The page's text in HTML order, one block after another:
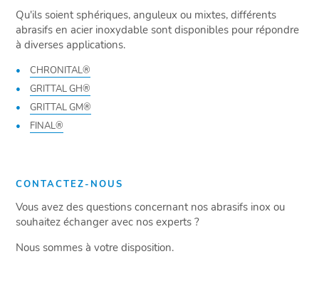
Qu'ils soient sphériques, anguleux ou mixtes, différents
abrasifs en acier inoxydable sont disponibles pour répondre
à diverses applications.
CHRONITAL®
GRITTAL GH®
GRITTAL GM®
FINAL®
CONTACTEZ-NOUS
Vous avez des questions concernant nos abrasifs inox ou
souhaitez échanger avec nos experts ?
Nous sommes à votre disposition.